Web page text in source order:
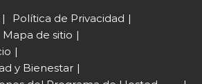
Política de Privacidad
Mapa de sitio
y Bienestar